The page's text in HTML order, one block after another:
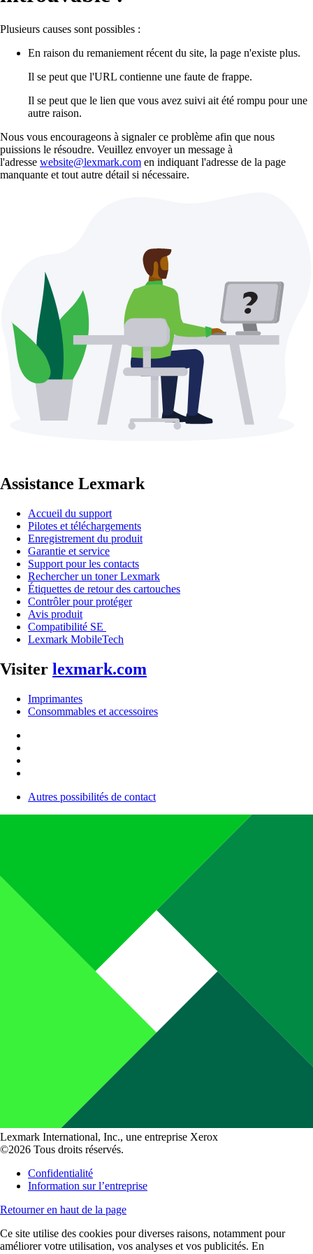
Plusieurs causes sont possibles :
En raison du remaniement récent du site, la page n'existe plus.
Il se peut que l'URL contienne une faute de frappe.
Il se peut que le lien que vous avez suivi ait été rompu pour une
autre raison.
Nous vous encourageons à signaler ce problème afin que nous
puissions le résoudre. Veuillez envoyer un message à
l'adresse website@lexmark.com en indiquant l'adresse de la page
manquante et tout autre détail si nécessaire.
Assistance Lexmark
Accueil du support
Pilotes et téléchargements
Enregistrement du produit
Garantie et service
Support pour les contacts
Rechercher un toner Lexmark
Étiquettes de retour des cartouches
Contrôler pour protéger
Avis produit
Compatibilité SE
Lexmark MobileTech
Visiter lexmark.com
Imprimantes
Consommables et accessoires
Autres possibilités de contact
Lexmark International, Inc., une entreprise Xerox
©2026 Tous droits réservés.
Confidentialité
Information sur l’entreprise
Retourner en haut de la page
Ce site utilise des cookies pour diverses raisons, notamment pour
améliorer votre utilisation, vos analyses et vos publicités. En